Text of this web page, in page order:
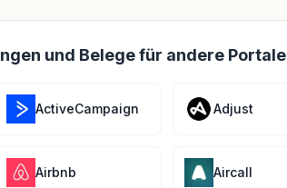
und Belege für andere Portale
ActiveCampaign Adjust
Airbnb Aircall